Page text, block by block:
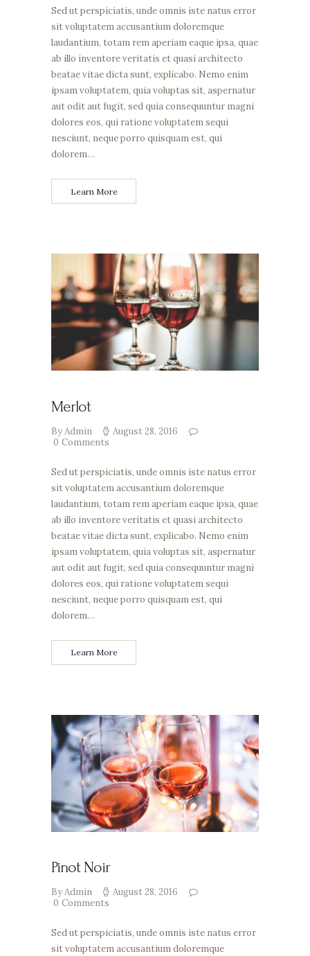
Sed ut perspiciatis, unde omnis iste natus error
sit voluptatem accusantium doloremque
laudantium, totam rem aperiam eaque ipsa, quae
ab illo inventore veritatis et quasi architecto
beatae vitae dicta sunt, explicabo. Nemo enim
ipsam voluptatem, quia voluptas sit, aspernatur
aut odit aut fugit, sed quia consequuntur magni
dolores eos, qui ratione voluptatem sequi
nesciunt, neque porro quisquam est, qui
dolorem…
Learn More
Merlot
By Admin
August 28, 2016
0 Comments
Sed ut perspiciatis, unde omnis iste natus error
sit voluptatem accusantium doloremque
laudantium, totam rem aperiam eaque ipsa, quae
ab illo inventore veritatis et quasi architecto
beatae vitae dicta sunt, explicabo. Nemo enim
ipsam voluptatem, quia voluptas sit, aspernatur
aut odit aut fugit, sed quia consequuntur magni
dolores eos, qui ratione voluptatem sequi
nesciunt, neque porro quisquam est, qui
dolorem…
Learn More
Pinot Noir
By Admin
August 28, 2016
0 Comments
Sed ut perspiciatis, unde omnis iste natus error
sit voluptatem accusantium doloremque